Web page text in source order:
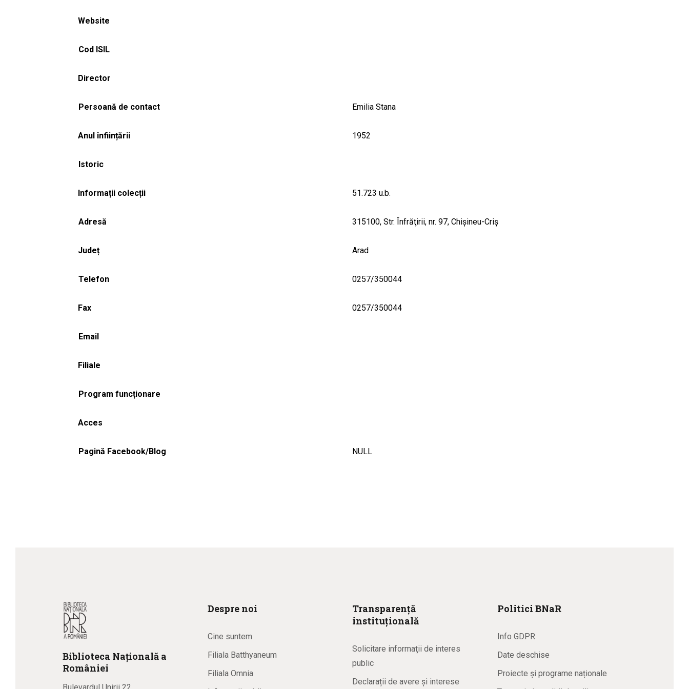
Website
Cod ISIL
Director
Persoană de contact Emilia Stana
Anul înființării 1952
Istoric
Informații colecții 51.723 u.b.
Adresă 315100, Str. Înfrăţirii, nr. 97, Chişineu-Criş
Județ Arad
Telefon 0257/350044
Fax 0257/350044
Email
Filiale
Program funcționare
Acces
Pagină Facebook/Blog NULL
Biblioteca Națională a
României
Despre noi
Cine suntem
Filiala Batthyaneum
Filiala Omnia
Transparență
instituțională
Solicitare informaţii de interes
public
Declarații de avere și interese
Politici BNaR
Info GDPR
Date deschise
Proiecte și programe naționale